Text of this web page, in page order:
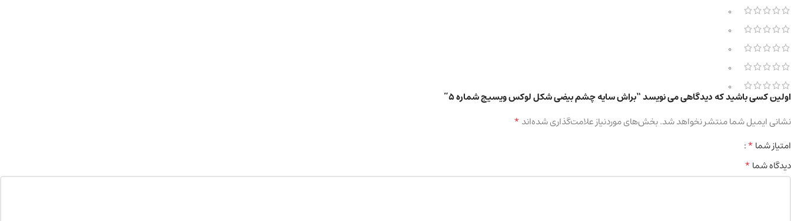
0
0
0
0
0
اولین کسی باشید که دیدگاهی می نویسد “براش سایه چشم بیضی شکل لوکس ویسیج شماره 5”
نشانی ایمیل شما منتشر نخواهد شد.بخش‌های موردنیاز علامت‌گذاری شده‌اند*
امتیاز شما*
دیدگاه شما*